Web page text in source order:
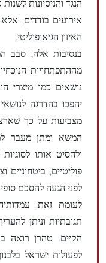
הנגד והניסיונות
אירועים בודדים,
האיזון הגיאופוליטי.
בנסיבות אלה, סבב
מההתפתחויות
נושאים כמו מיצרי
יהפכו בהדרגה
מצביעות על כך
המשא ומתן מעבר
ולהסיט אותו
פוליטיים,
לפני הגעה להסכם
לעומת זאת,
תגובתיות וניתן
הקיים. טהרן רואה
לפעולות ישראל